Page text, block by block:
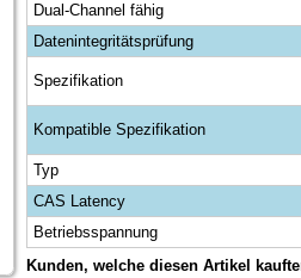
Dual-Channel fähig
Datenintegritätsprüfung
Spezifikation
Kompatible Spezifikation
Typ
CAS Latency
Betriebsspannung
Kunden, welche diesen Artikel